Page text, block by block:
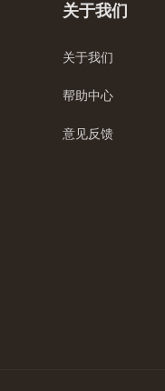
关于我们
关于我们
帮助中心
意见反馈